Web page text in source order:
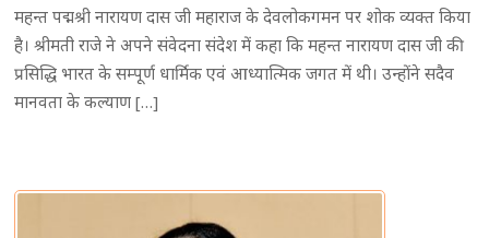
महन्त पद्मश्री नारायण दास जी महाराज के देवलोकगमन पर शोक व्यक्त किया
है। श्रीमती राजे ने अपने संवेदना संदेश में कहा कि महन्त नारायण दास जी की
प्रसिद्धि भारत के सम्पूर्ण धार्मिक एवं आध्यात्मिक जगत में थी। उन्होंने सदैव
मानवता के कल्याण […]